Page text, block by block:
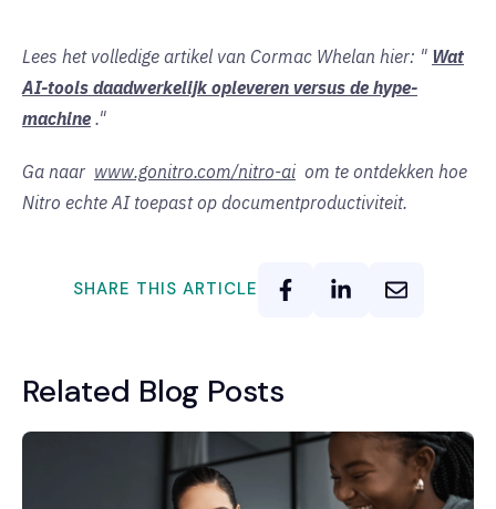
Lees het volledige artikel van Cormac Whelan hier: " Wat
AI-tools daadwerkelijk opleveren versus de hype-
machine ."
Ga naar www.gonitro.com/nitro-ai om te ontdekken hoe
Nitro echte AI toepast op documentproductiviteit.
SHARE THIS ARTICLE
Related Blog Posts